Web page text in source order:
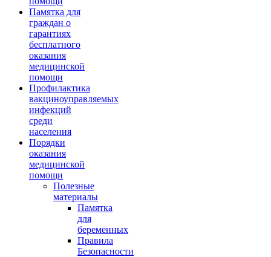
Памятка для
граждан о
гарантиях
бесплатного
оказания
медицинской
помощи
Профилактика
вакциноуправляемых
инфекций
среди
населения
Порядки
оказания
медицинской
помощи
Полезные
материалы
Памятка
для
беременных
Правила
Безопасности